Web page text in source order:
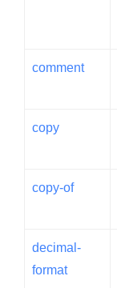
comment
copy
copy-of
decimal-
format